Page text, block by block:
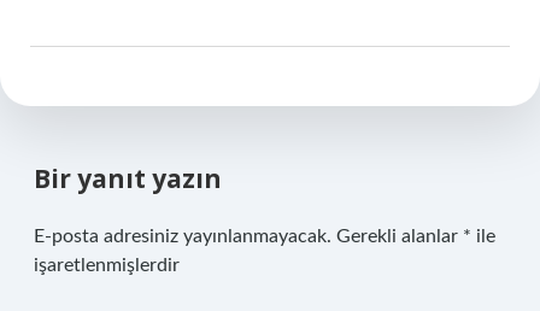
Bir yanıt yazın
E-posta adresiniz yayınlanmayacak. Gerekli alanlar * ile
işaretlenmişlerdir